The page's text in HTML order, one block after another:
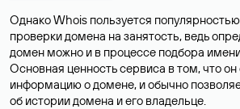
Однако Whois пользуется
проверки домена на занятость, ведь
домен можно и в процессе подбора
Основная ценность сервиса в том, что
информацию о домене, и обычно
об истории домена и его владельце.